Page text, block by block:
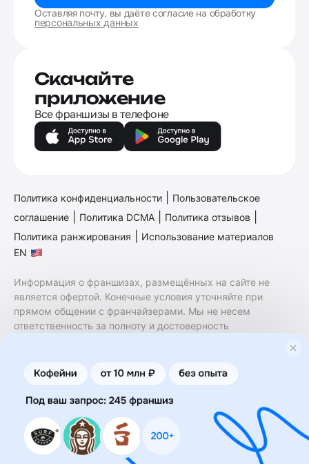
Оставляя почту, вы даёте согласие на обработку
персональных данных
Скачайте
приложение
Все франшизы в телефоне
Политика конфиденциальности
Пользовательское
соглашение
Политика DCMA Политика отзывов
Политика ранжирования
Использование материалов
EN
Информация о франшизах, размещённых на сайте не
является офертой. Конечные условия уточняйте при
прямом общении с франчайзерами. Мы не несем
ответственность за полноту и достоверность
финансовые услуги. Заключение договоров
коммерческой концессии (франчайзинга) осуществляется
правообладателями/их представителями. Бизнесменс.ру
не является посредником или представителем
правообладателя и не несет ответственность за условия
предоставления франшизы и действия лиц,
осуществленные на основании информации, имеющейся